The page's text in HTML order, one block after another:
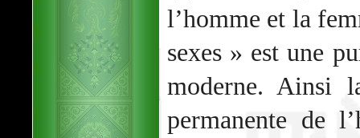
l’homme et la
sexes » est une
moderne. Ainsi
permanente de